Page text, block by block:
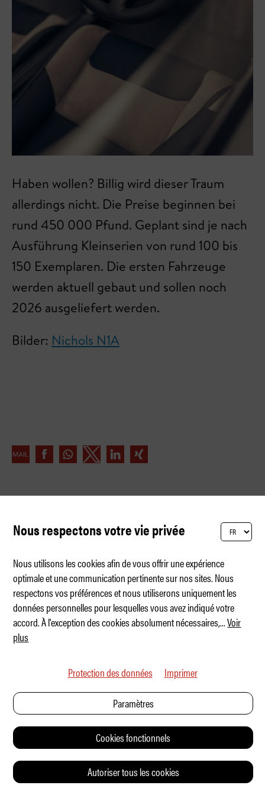
Haben wollen? Billig wird dieser Traum
allerdings nicht. Die Preise beginnen bei
rund 450 000 Pfund. Geplant sind je nach
Ausführung Kleinserien von rund 100 bis
150 Exemplaren. Die ersten Fahrzeuge
werden aktuell gebaut und sollen noch
2026 ausgeliefert werden.
Bilder: Nichols N1A
Poursuivez votre lecture :
TEST
Nous respectons votre vie privée
Nous utilisons les cookies afin de vous offrir une expérience
optimale et une communication pertinente sur nos sites. Nous
respectons vos préférences et nous utiliserons uniquement les
données personnelles pour lesquelles vous avez indiqué votre
accord. À l'exception des cookies absolument nécessaires,...Voir
plus
Protection des données Imprimer
Paramètres
Cookies fonctionnels
Autoriser tous les cookies